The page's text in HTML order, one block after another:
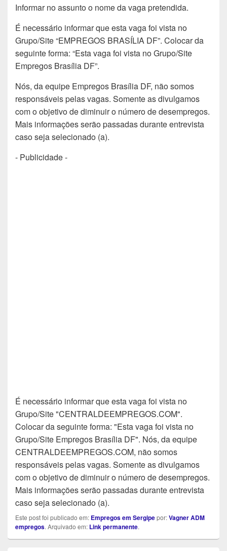
Informar no assunto o nome da vaga pretendida.
É necessário informar que esta vaga foi vista no
Grupo/Site “EMPREGOS BRASÍLIA DF”. Colocar da
seguinte forma: “Esta vaga foi vista no Grupo/Site
Empregos Brasília DF”.
Nós, da equipe Empregos Brasília DF, não somos
responsáveis pelas vagas. Somente as divulgamos
com o objetivo de diminuir o número de desempregos.
Mais informações serão passadas durante entrevista
caso seja selecionado (a).
- Publicidade -
É necessário informar que esta vaga foi vista no
Grupo/Site "CENTRALDEEMPREGOS.COM".
Colocar da seguinte forma: "Esta vaga foi vista no
Grupo/Site Empregos Brasília DF". Nós, da equipe
CENTRALDEEMPREGOS.COM, não somos
responsáveis pelas vagas. Somente as divulgamos
com o objetivo de diminuir o número de desempregos.
Mais informações serão passadas durante entrevista
caso seja selecionado (a).
Este post foi publicado em: Empregos em Sergipepor:Vagner ADM
empregos. Arquivado em: Link permanente.